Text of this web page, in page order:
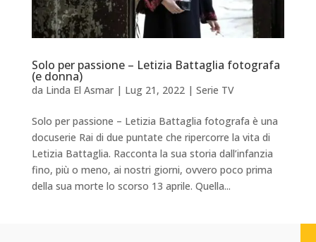
Solo per passione – Letizia Battaglia fotografa
(e donna)
da Linda El Asmar| Lug 21, 2022| Serie TV
Solo per passione – Letizia Battaglia fotografa è una
docuserie Rai di due puntate che ripercorre la vita di
Letizia Battaglia. Racconta la sua storia dall’infanzia
fino, più o meno, ai nostri giorni, ovvero poco prima
della sua morte lo scorso 13 aprile. Quella...